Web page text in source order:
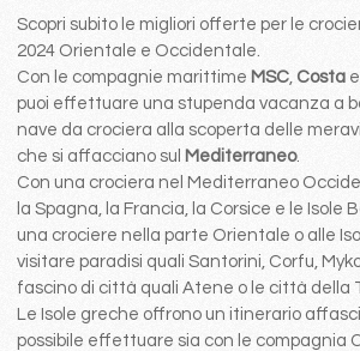
Scopri subito le migliori offerte per le
2024 Orientale e Occidentale.
Con le compagnie marittime MSC, Costa e
puoi effettuare una stupenda vacanza a
nave da crociera alla scoperta delle
che si affacciano sul Mediterraneo.
Con una crociera nel Mediterraneo
la Spagna, la Francia, la Corsice e le Isole
una crociere nella parte Orientale o alle
visitare paradisi quali Santorini, Corfu,
fascino di città quali Atene o le città della
Le Isole greche offrono un itinerario
possibile effettuare sia con le compagnia